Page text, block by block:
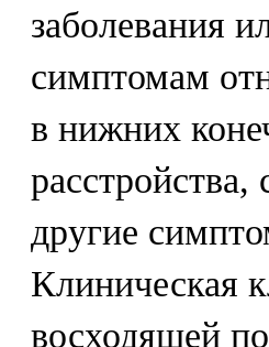
заболевания
симптомам
в нижних
другие
Клиническая
восходящей